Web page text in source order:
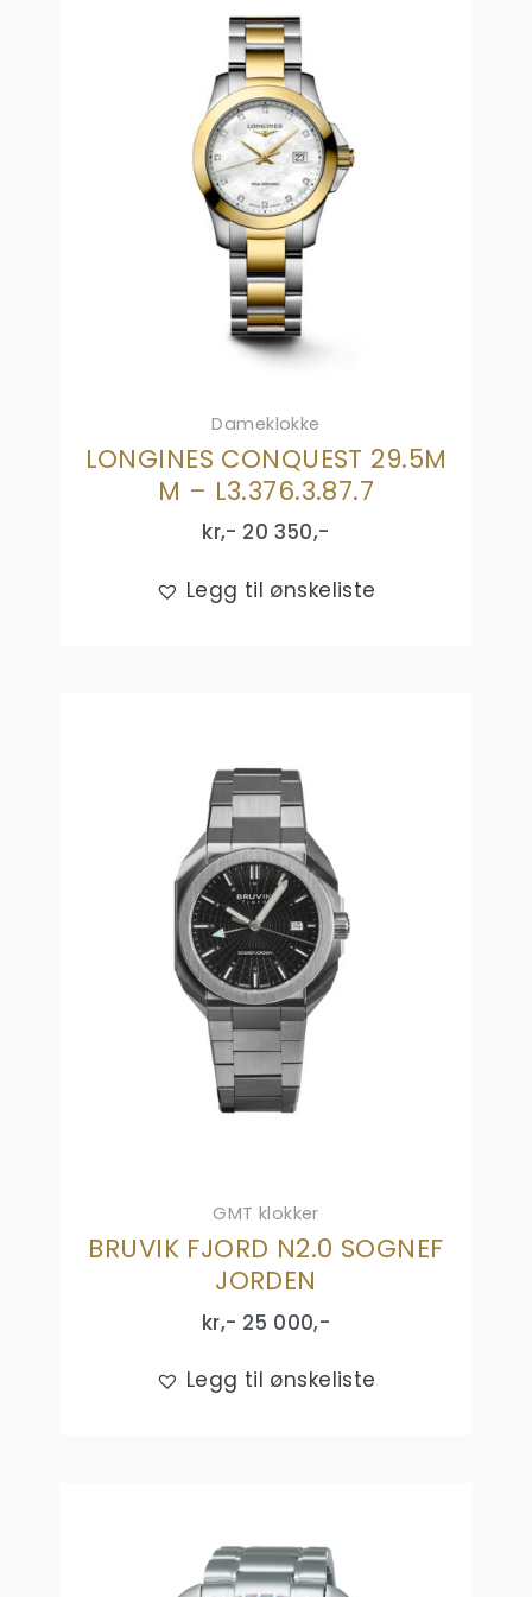
Dameklokke
LONGINES CONQUEST 29.5M
M – L3.376.3.87.7
kr,- 20 350,-
Legg til ønskeliste
GMT klokker
BRUVIK FJORD N2.0 SOGNEF
JORDEN
kr,- 25 000,-
Legg til ønskeliste